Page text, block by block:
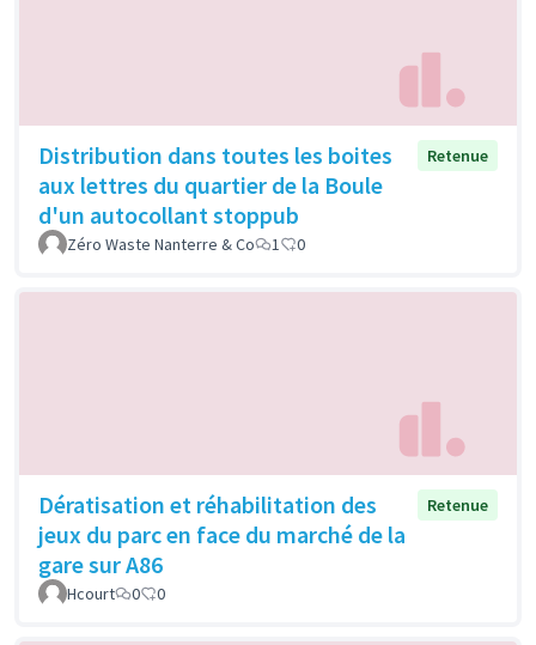
Distribution dans toutes les boites
aux lettres du quartier de la Boule
d'un autocollant stoppub
Retenue
Zéro Waste Nanterre & Co 1 0
Dératisation et réhabilitation des
jeux du parc en face du marché de la
gare sur A86
Retenue
Hcourt 0 0